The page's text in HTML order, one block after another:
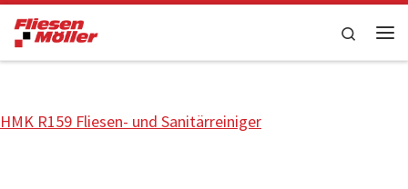
Zum Inhalt springen
Search
HMK R159 Fliesen- und Sanitärreiniger